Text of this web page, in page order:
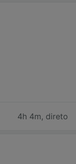
4h 4m, direto